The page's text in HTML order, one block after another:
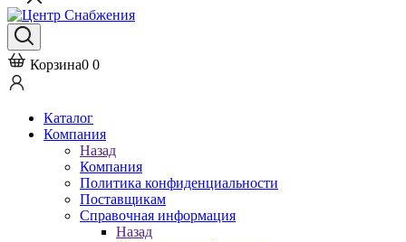
Корзина0 0
Каталог
Компания
Назад
Компания
Политика конфиденциальности
Поставщикам
Справочная информация
Назад